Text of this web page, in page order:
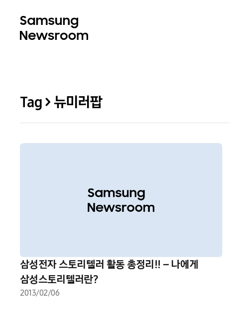
Tag > 뉴미러팝
삼성전자 스토리텔러 활동 총정리!! – 나에게
삼성스토리텔러란?
2013/02/06